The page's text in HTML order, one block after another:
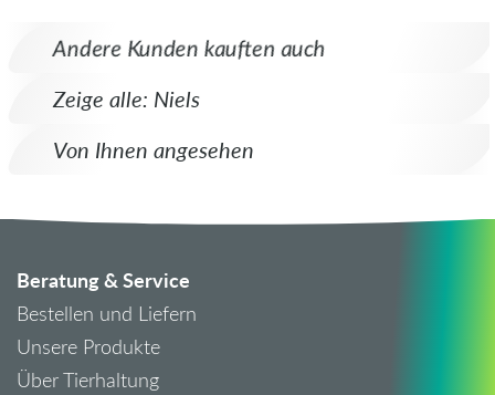
Andere Kunden kauften auch
Zeige alle: Niels
Von Ihnen angesehen
Beratung & Service
Bestellen und Liefern
Unsere Produkte
Über Tierhaltung